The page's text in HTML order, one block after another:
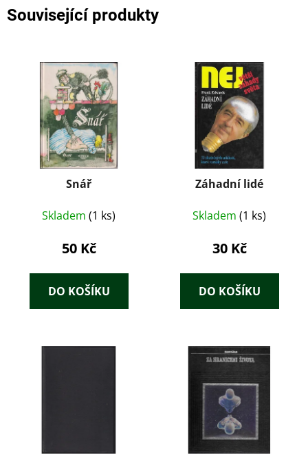
Související produkty
Snář
Skladem (1 ks)
50 Kč
DO KOŠÍKU
Záhadní lidé
Skladem (1 ks)
30 Kč
DO KOŠÍKU